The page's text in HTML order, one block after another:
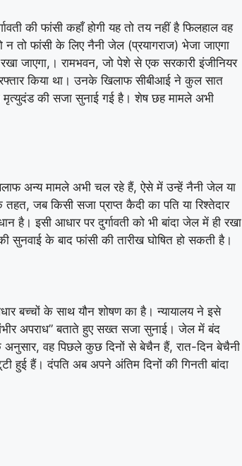
की फांसी कहाँ होगी यह तो तय नहीं है फिलहाल वह
तो फांसी के लिए नैनी जेल (प्रयागराज) भेजा जाएगा
जाएगा,। रामभवन, जो पेशे से एक सरकारी इंजीनियर
किया था। उनके खिलाफ सीबीआई ने कुल सात
की सजा सुनाई गई है। शेष छह मामले अभी
अन्य मामले अभी चल रहे हैं, ऐसे में उन्हें नैनी जेल या
जब किसी सजा प्राप्त कैदी का पति या रिश्तेदार
है। इसी आधार पर दुर्गावती को भी बांदा जेल में ही रखा
सुनवाई के बाद फांसी की तारीख घोषित हो सकती है।
बच्चों के साथ यौन शोषण का है। न्यायालय ने इसे
अपराध” बताते हुए सख्त सजा सुनाई। जेल में बंद
अनुसार, वह पिछले कुछ दिनों से बेचैन हैं, रात-दिन बेचैनी
हुई हैं। दंपति अब अपने अंतिम दिनों की गिनती बांदा